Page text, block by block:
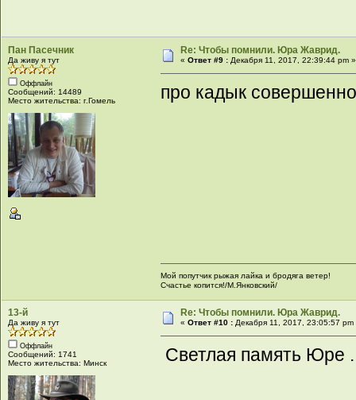
Пан Пасечник
Да живу я тут
Оффлайн
Сообщений: 14489
Место жительства: г.Гомель
Re: Чтобы помнили. Юра Жаврид.
«Ответ #9 : Декабря 11, 2017, 22:39:44 pm »
про кадык
Мой попутчик рыжая лайка и бродяга ветер!
Счастье копится!/М.Янковский/
13-й
Да живу я тут
Оффлайн
Сообщений: 1741
Место жительства: Минск
Re: Чтобы помнили. Юра Жаврид.
«Ответ #10 : Декабря 11, 2017, 23:05:57 pm
Светлая память Юре